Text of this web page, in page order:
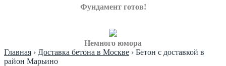
Фундамент готов!
Немного юмора
Главная › Доставка бетона в Москве › Бетон с доставкой в
район Марьино